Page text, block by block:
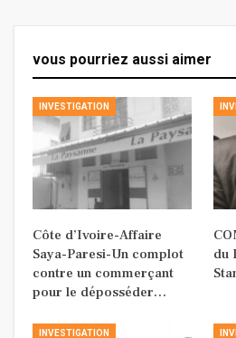
vous pourriez aussi aimer
INVESTIGATION
Côte d’Ivoire-Affaire
Saya-Paresi-Un complot
contre un commerçant
pour le déposséder…
du
INVESTIGATION